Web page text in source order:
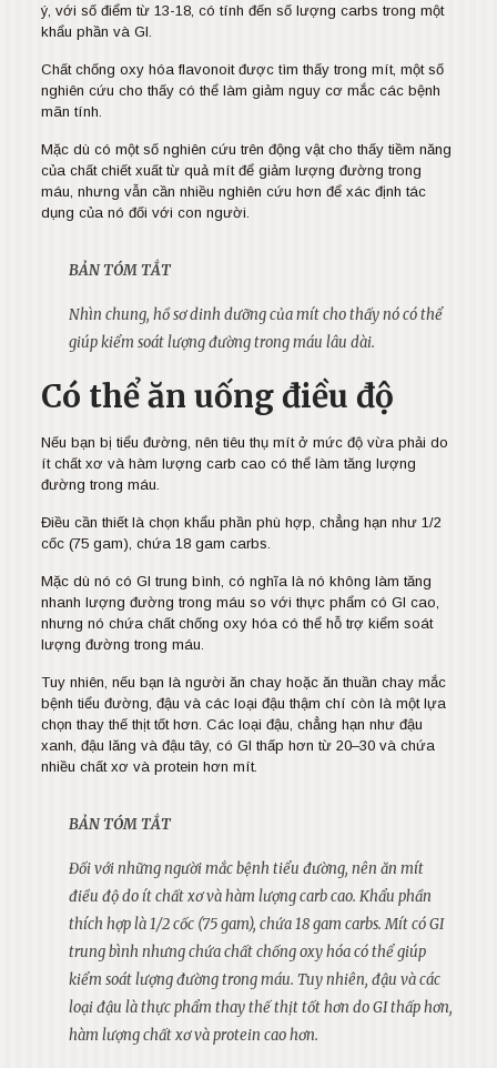
ý, với số điểm từ 13-18, có tính đến số lượng carbs trong một
khẩu phần và GI.
Chất chống oxy hóa flavonoit được tìm thấy trong mít, một số
nghiên cứu cho thấy có thể làm giảm nguy cơ mắc các bệnh
mãn tính.
Mặc dù có một số nghiên cứu trên động vật cho thấy tiềm năng
của chất chiết xuất từ quả mít để giảm lượng đường trong
máu, nhưng vẫn cần nhiều nghiên cứu hơn để xác định tác
dụng của nó đối với con người.
BẢN TÓM TẮT
Nhìn chung, hồ sơ dinh dưỡng của mít cho thấy nó có thể
giúp kiểm soát lượng đường trong máu lâu dài.
Có thể ăn uống điều độ
Nếu bạn bị tiểu đường, nên tiêu thụ mít ở mức độ vừa phải do
ít chất xơ và hàm lượng carb cao có thể làm tăng lượng
đường trong máu.
Điều cần thiết là chọn khẩu phần phù hợp, chẳng hạn như 1/2
cốc (75 gam), chứa 18 gam carbs.
Mặc dù nó có GI trung bình, có nghĩa là nó không làm tăng
nhanh lượng đường trong máu so với thực phẩm có GI cao,
nhưng nó chứa chất chống oxy hóa có thể hỗ trợ kiểm soát
lượng đường trong máu.
Tuy nhiên, nếu bạn là người ăn chay hoặc ăn thuần chay mắc
bệnh tiểu đường, đậu và các loại đậu thậm chí còn là một lựa
chọn thay thế thịt tốt hơn. Các loại đậu, chẳng hạn như đậu
xanh, đậu lăng và đậu tây, có GI thấp hơn từ 20–30 và chứa
nhiều chất xơ và protein hơn mít.
BẢN TÓM TẮT
Đối với những người mắc bệnh tiểu đường, nên ăn mít
điều độ do ít chất xơ và hàm lượng carb cao. Khẩu phần
thích hợp là 1/2 cốc (75 gam), chứa 18 gam carbs. Mít có GI
trung bình nhưng chứa chất chống oxy hóa có thể giúp
kiểm soát lượng đường trong máu. Tuy nhiên, đậu và các
loại đậu là thực phẩm thay thế thịt tốt hơn do GI thấp hơn,
hàm lượng chất xơ và protein cao hơn.